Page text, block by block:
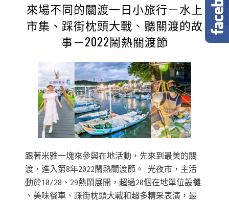
來場不同的關渡一日小旅行－水上
市集、踩街枕頭大戰、聽關渡的故
事－2022鬧熱關渡節
跟著米雅一塊來參與在地活動，先來到最美的關
渡，進入第8年2022鬧熱關渡節。 光夜市，主活
動於10/28、29熱鬧展開，超過20個在地單位設攤
、美味餐車、踩街枕頭大戰和超多精采表演，最